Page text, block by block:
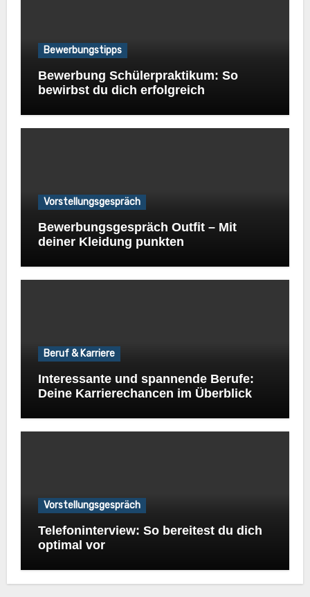
Bewerbungstipps
Bewerbung Schülerpraktikum: So
bewirbst du dich erfolgreich
Vorstellungsgespräch
Bewerbungsgespräch Outfit – Mit
deiner Kleidung punkten
Beruf & Karriere
Interessante und spannende Berufe:
Deine Karrierechancen im Überblick
Vorstellungsgespräch
Telefoninterview: So bereitest du dich
optimal vor